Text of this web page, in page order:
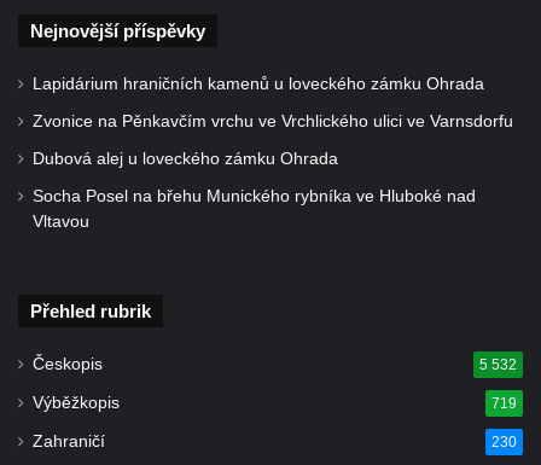
Kenotaf Franze Singera na hřbitově v
Otvicích
Hrob neznámého rudoarmějce na hřbitově
Strupčicích
Kenotaf Bohdana Teichnera na hřbitově ve
Nejnovější příspěvky
Lapidárium hraničních kamenů u loveckého zámku Ohrada
Zvonice na Pěnkavčím vrchu ve Vrchlického ulici ve Varnsdorfu
Dubová alej u loveckého zámku Ohrada
Socha Posel na břehu Munického rybníka ve Hluboké nad
Vltavou
Přehled rubrik
Českopis 5 532
Výběžkopis 719
Zahraničí 230